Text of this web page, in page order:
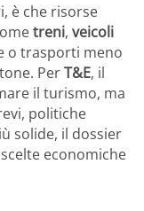
è che risorse
treni, veicoli
o trasporti meno
PerT&E, il
il turismo, ma
politiche
solide, il dossier
economiche